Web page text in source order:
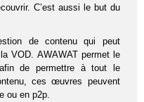
C’est aussi le but du
de contenu qui peut
VOD. AWAWAT permet le
de permettre à tout le
ces œuvres peuvent
ou en p2p.